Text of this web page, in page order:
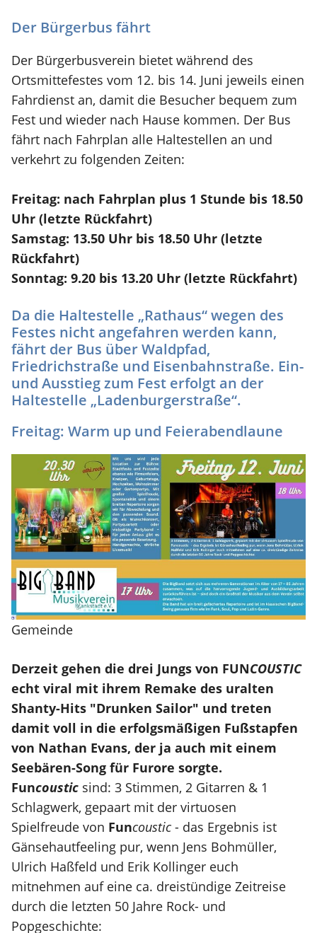
Der Bürgerbus fährt
Der Bürgerbusverein bietet während des
Ortsmittefestes vom 12. bis 14. Juni jeweils einen
Fahrdienst an, damit die Besucher bequem zum
Fest und wieder nach Hause kommen. Der Bus
fährt nach Fahrplan alle Haltestellen an und
verkehrt zu folgenden Zeiten:
Freitag: nach Fahrplan plus 1 Stunde bis 18.50
Uhr (letzte Rückfahrt)
Samstag: 13.50 Uhr bis 18.50 Uhr (letzte
Rückfahrt)
Sonntag: 9.20 bis 13.20 Uhr (letzte Rückfahrt)
Da die Haltestelle „Rathaus“ wegen des
Festes nicht angefahren werden kann,
fährt der Bus über Waldpfad,
Friedrichstraße und Eisenbahnstraße. Ein-
und Ausstieg zum Fest erfolgt an der
Haltestelle „Ladenburgerstraße“.
Freitag: Warm up und Feierabendlaune
Gemeinde
Derzeit gehen die drei Jungs von FUNCOUSTIC
echt viral mit ihrem Remake des uralten
Shanty-Hits "Drunken Sailor" und treten
damit voll in die erfolgsmäßigen Fußstapfen
von Nathan Evans, der ja auch mit einem
Seebären-Song für Furore sorgte.
Funcoustic sind: 3 Stimmen, 2 Gitarren & 1
Schlagwerk, gepaart mit der virtuosen
Spielfreude von Funcoustic - das Ergebnis ist
Gänsehautfeeling pur, wenn Jens Bohmüller,
Ulrich Haßfeld und Erik Kollinger euch
mitnehmen auf eine ca. dreistündige Zeitreise
durch die letzten 50 Jahre Rock- und
Popgeschichte: